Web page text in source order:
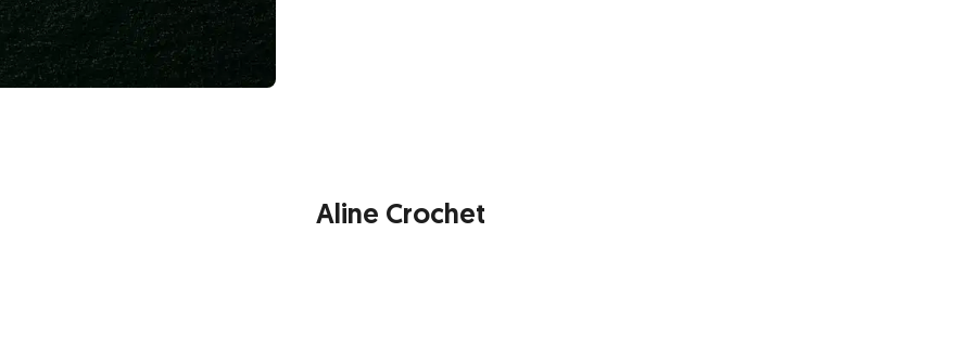
Aline Crochet